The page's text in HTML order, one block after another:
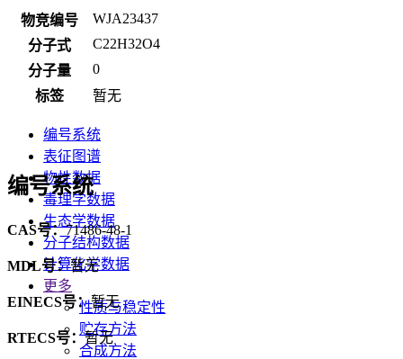
物竞编号
WJA23437
分子式
C22H32O4
分子量
0
标签
暂无
编号系统
表征图谱
物性数据
毒理学数据
生态学数据
分子结构数据
计算化学数据
更多
性质与稳定性
贮存方法
合成方法
编号系统
CAS号：71486-48-1
MDL号：暂无
EINECS号：暂无
RTECS号：暂无